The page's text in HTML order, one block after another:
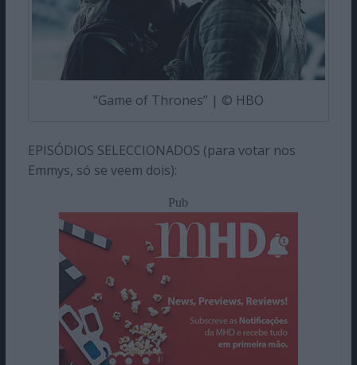
“Game of Thrones” | © HBO
EPISÓDIOS SELECCIONADOS (para votar nos
Emmys, só se veem dois):
Pub